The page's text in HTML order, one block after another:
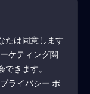
たは同意します
ケティング関
きます。
ライバシー ポ